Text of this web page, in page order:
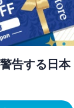
告する日本